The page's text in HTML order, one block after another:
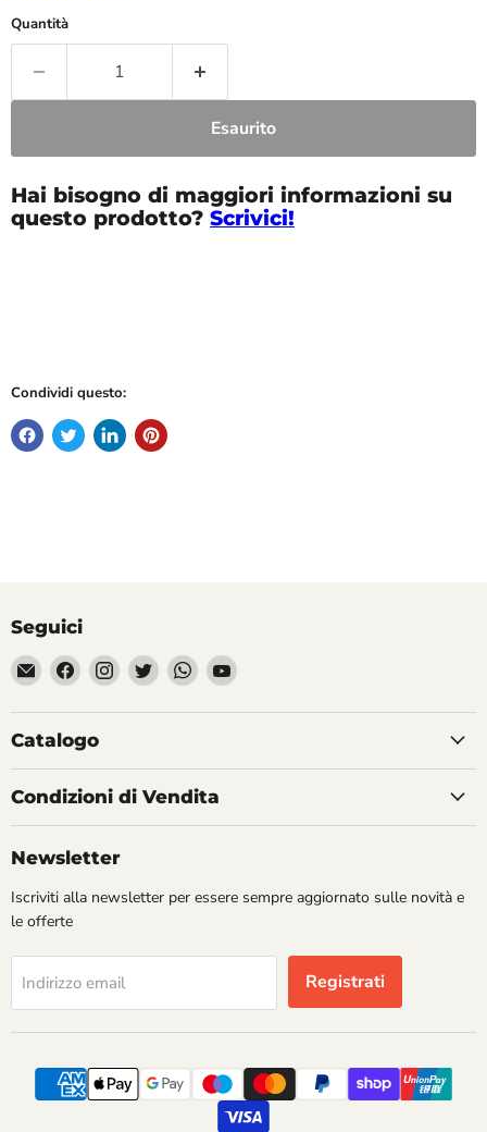
Quantità
Esaurito
Hai bisogno di maggiori informazioni su
questo prodotto? Scrivici!
Condividi questo:
Seguici
Email
Divertilandia.it
Trovaci
su
Facebook
Trovaci
su
Instagram
Trovaci
su
Twitter
Trovaci
su
WhatsApp
Trovaci
YouTube
Catalogo
Condizioni di Vendita
Newsletter
Iscriviti alla newsletter per essere sempre aggiornato sulle novità e
le offerte
Indirizzo email Registrati